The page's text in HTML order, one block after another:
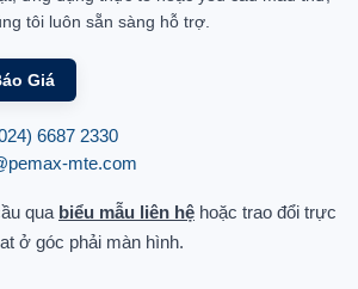
tôi luôn sẵn sàng hỗ trợ.
Giá
6687 2330
mte.com
qua biểu mẫu liên hệ hoặc trao đổi trực
ở góc phải màn hình.